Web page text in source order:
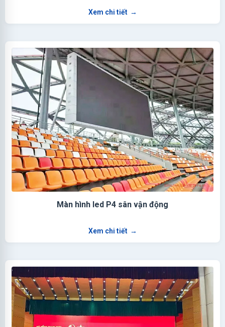
Xem chi tiết →
Màn hình led P4 sân vận động
Xem chi tiết →